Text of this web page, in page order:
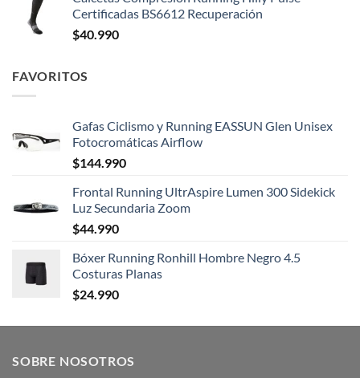
Certificadas BS6612 Recuperación
$40.990
FAVORITOS
Gafas Ciclismo y Running EASSUN Glen Unisex
Fotocromáticas Airflow
$144.990
Frontal Running UltrAspire Lumen 300 Sidekick
Luz Secundaria Zoom
$44.990
Bóxer Running Ronhill Hombre Negro 4.5
Costuras Planas
$24.990
SOBRE NOSOTROS